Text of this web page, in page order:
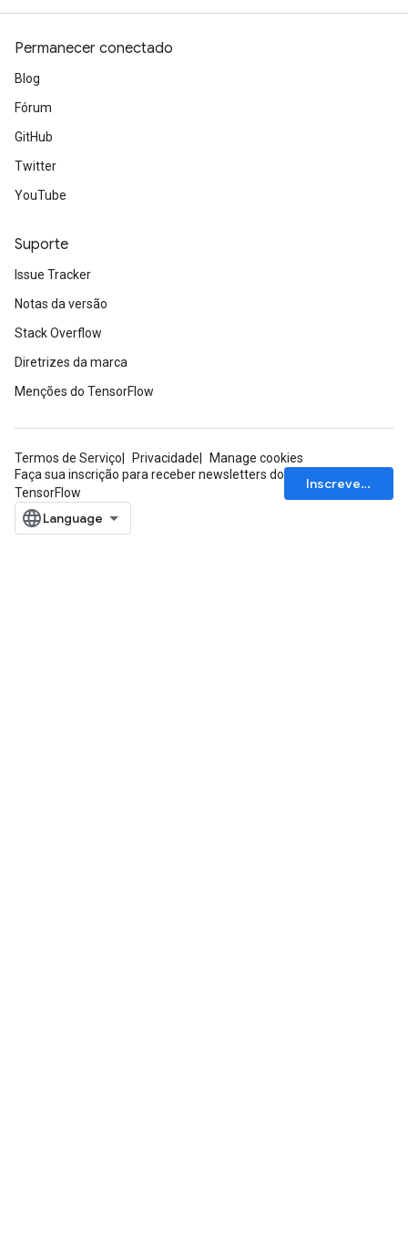
Permanecer conectado
Blog
Fórum
GitHub
Twitter
YouTube
Suporte
Issue Tracker
Notas da versão
Stack Overflow
Diretrizes da marca
Menções do TensorFlow
Termos de Serviço Privacidade
Manage cookies
Faça sua inscrição para receber newsletters do
TensorFlow
Inscrever-se